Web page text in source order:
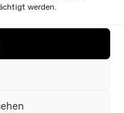
werden.